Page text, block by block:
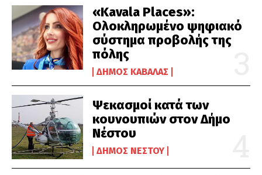
«Kavala Places»:
Ολοκληρωμένο ψηφιακό
σύστημα προβολής της
πόλης
ΔΉΜΟΣ ΚΑΒΆΛΑΣ
Ψεκασμοί κατά των
κουνουπιών στον Δήμο
Νέστου
ΔΉΜΟΣ ΝΈΣΤΟΥ